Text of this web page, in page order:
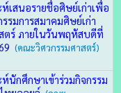
เสนอรายชื่อศิษย์เก่าเพื่อ
รมการสมาคมศิษย์เก่า
ตร์ ภายในวันพฤหัสบดีที่
(คณะวิศวกรรมศาสตร์)
นักศึกษาเข้าร่วมกิจกรรม